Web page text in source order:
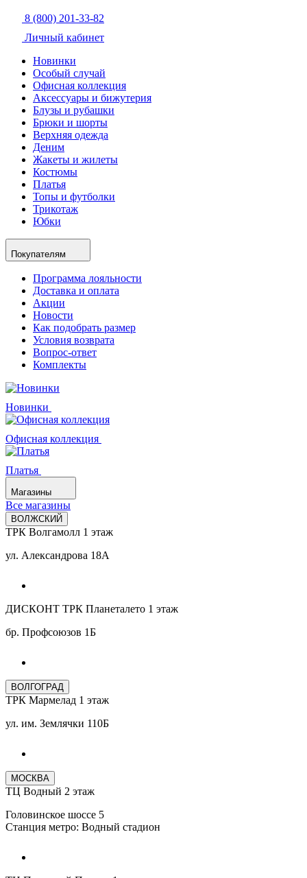
8 (800) 201-33-82
Личный кабинет
Новинки
Особый случай
Офисная коллекция
Аксессуары и бижутерия
Блузы и рубашки
Брюки и шорты
Верхняя одежда
Деним
Жакеты и жилеты
Костюмы
Платья
Топы и футболки
Трикотаж
Юбки
Покупателям
Программа лояльности
Доставка и оплата
Акции
Новости
Как подобрать размер
Условия возврата
Вопрос-ответ
Комплекты
Новинки
Офисная коллекция
Платья
Магазины
Все магазины
ВОЛЖСКИЙ
ТРК Волгамолл 1 этаж
ул. Александрова 18А
ДИСКОНТ ТРК Планеталето 1 этаж
бр. Профсоюзов 1Б
ВОЛГОГРАД
ТРК Мармелад 1 этаж
ул. им. Землячки 110Б
МОСКВА
ТЦ Водный 2 этаж
Головинское шоссе 5
Станция метро: Водный стадион